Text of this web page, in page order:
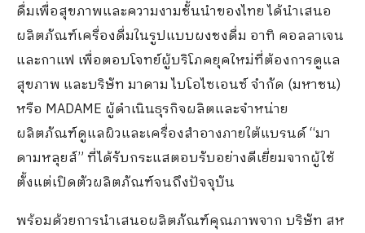
ดื่มเพื่อสุขภาพและความงามชั้นนำของไทย ได้นำเสนอ
ผลิตภัณฑ์เครื่องดื่มในรูปแบบผงชงดื่ม อาทิ คอลลาเจน
และกาแฟ เพื่อตอบโจทย์ผู้บริโภคยุคใหม่ที่ต้องการดูแล
สุขภาพ และบริษัท มาดาม ไบโอไซเอนซ์ จำกัด (มหาชน)
หรือ MADAME ผู้ดำเนินธุรกิจผลิตและจำหน่าย
ผลิตภัณฑ์ดูแลผิวและเครื่องสำอางภายใต้แบรนด์ “มา
ดามหลุยส์” ที่ได้รับกระแสตอบรับอย่างดีเยี่ยมจากผู้ใช้
ตั้งแต่เปิดตัวผลิตภัณฑ์จนถึงปัจจุบัน
พร้อมด้วยการนำเสนอผลิตภัณฑ์คุณภาพจาก บริษัท สห